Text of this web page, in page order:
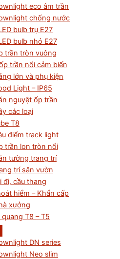
eco âm trần
chống nước
bulb trụ E27
bulb nhỏ E27
trần tròn vuông
trần nổi cảm biến
lớn và phụ kiện
Light – IP65
nguyệt ốp trần
các loại
T8
điểm track light
trần lon tròn nổi
tường trang trí
trí sân vườn
đi, cầu thang
hiểm – Khẩn cấp
xưởng
T8 – T5
DN series
Neo slim